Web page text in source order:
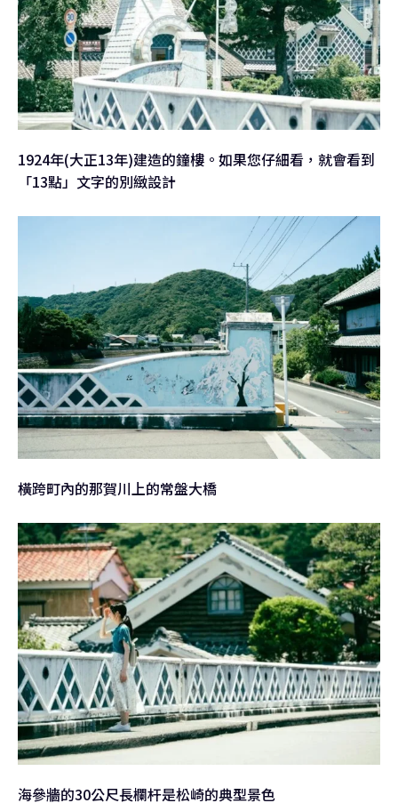
1924年(大正13年)建造的鐘樓。如果您仔細看，就會看到
「13點」文字的別緻設計
橫跨町內的那賀川上的常盤大橋
海參牆的30公尺長欄杆是松崎的典型景色